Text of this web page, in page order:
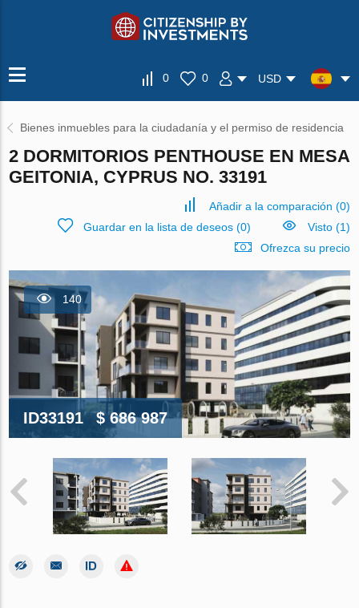
0 0 USD
Bienes inmuebles para la ciudadanía y el permiso de residencia
2 DORMITORIOS PENTHOUSE EN MESA
GEITONIA, CYPRUS NO. 33191
Añadir a la comparación (0)
Guardar en la lista de deseos(0)
Visto (1)
Ofrezca su precio
140
ID33191 $ 686 987